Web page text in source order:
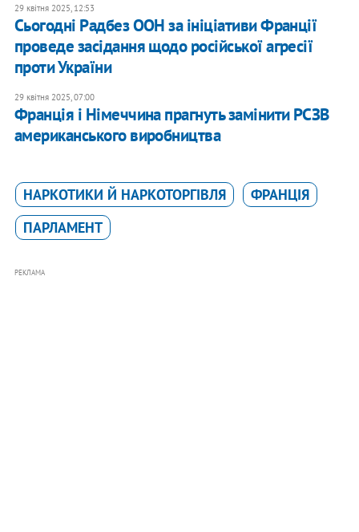
29 квітня 2025, 12:53
Сьогодні Радбез ООН за ініціативи Франції
проведе засідання щодо російської агресії
проти України
29 квітня 2025, 07:00
Франція і Німеччина прагнуть замінити РСЗВ
американського виробництва
НАРКОТИКИ Й НАРКОТОРГІВЛЯ
ФРАНЦІЯ
ПАРЛАМЕНТ
РЕКЛАМА